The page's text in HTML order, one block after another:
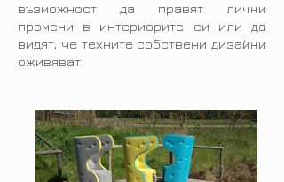
възможност да правят лични
промени в интериорите си или да
видят, че техните собствени дизайни
оживяват.